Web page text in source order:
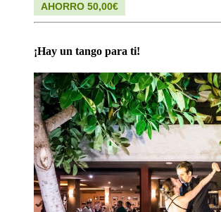
AHORRO 50,00€
¡Hay un tango para ti!